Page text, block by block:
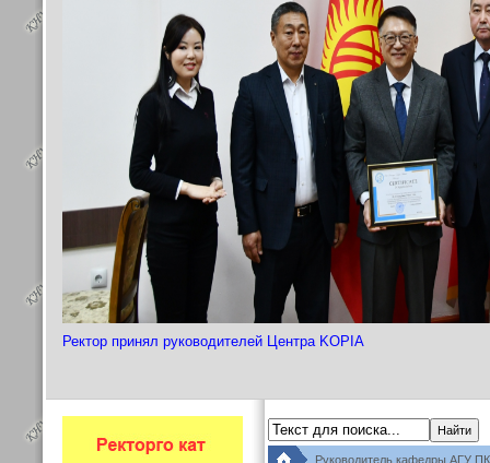
Ректор принял руководителей Центра KOPIA
Руководитель кафедры АГУ